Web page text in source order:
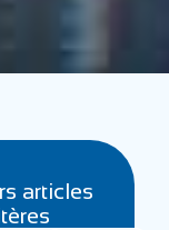
articles